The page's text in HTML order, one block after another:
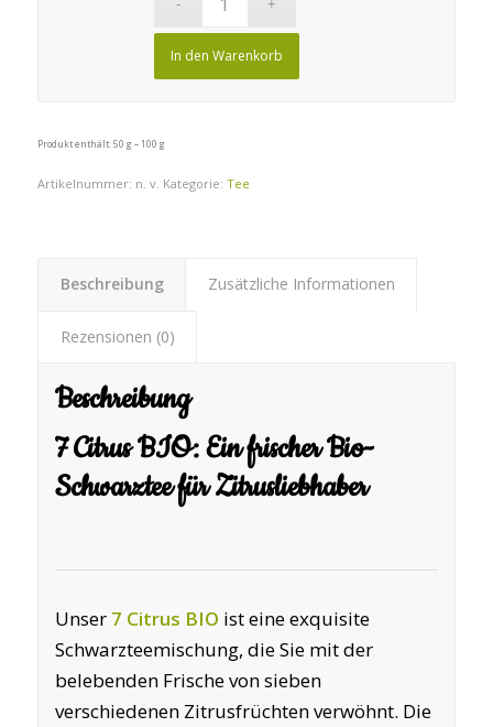
In den Warenkorb
Produkt enthält: 50 g – 100 g
Artikelnummer: n. v. Kategorie: Tee
Beschreibung Zusätzliche Informationen
Rezensionen (0)
Beschreibung
7 Citrus BIO: Ein frischer Bio-
Schwarztee für Zitrusliebhaber
Unser 7 Citrus BIO ist eine exquisite
Schwarzteemischung, die Sie mit der
belebenden Frische von sieben
verschiedenen Zitrusfrüchten verwöhnt. Die